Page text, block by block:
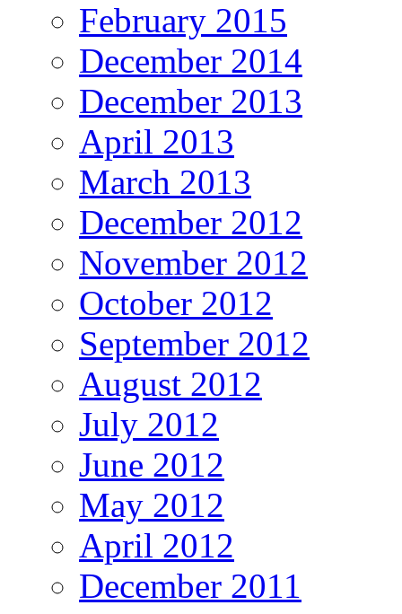
February 2015
December 2014
December 2013
April 2013
March 2013
December 2012
November 2012
October 2012
September 2012
August 2012
July 2012
June 2012
May 2012
April 2012
December 2011